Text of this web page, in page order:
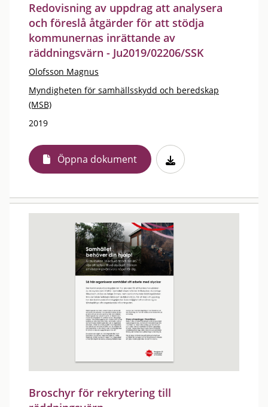
Redovisning av uppdrag att analysera
och föreslå åtgärder för att stödja
kommunernas inrättande av
räddningsvärn - Ju2019/02206/SSK
Olofsson Magnus
Myndigheten för samhällsskydd och beredskap
(MSB)
2019
Öppna dokument
Broschyr för rekrytering till